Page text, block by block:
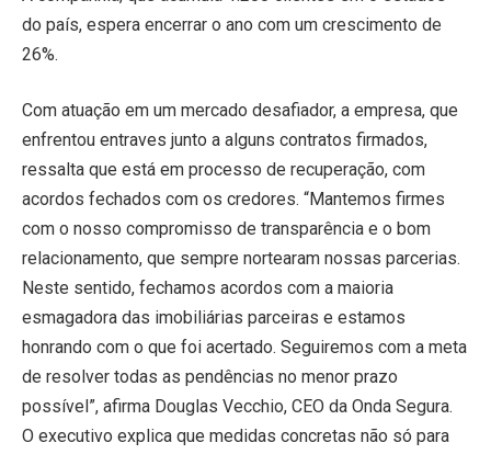
do país, espera encerrar o ano com um crescimento de
26%.
Com atuação em um mercado desafiador, a empresa, que
enfrentou entraves junto a alguns contratos firmados,
ressalta que está em processo de recuperação, com
acordos fechados com os credores. “Mantemos firmes
com o nosso compromisso de transparência e o bom
relacionamento, que sempre nortearam nossas parcerias.
Neste sentido, fechamos acordos com a maioria
esmagadora das imobiliárias parceiras e estamos
honrando com o que foi acertado. Seguiremos com a meta
de resolver todas as pendências no menor prazo
possível”, afirma Douglas Vecchio, CEO da Onda Segura.
O executivo explica que medidas concretas não só para